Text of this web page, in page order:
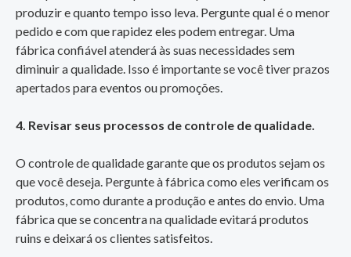
produzir e quanto tempo isso leva. Pergunte qual é o menor
pedido e com que rapidez eles podem entregar. Uma
fábrica confiável atenderá às suas necessidades sem
diminuir a qualidade. Isso é importante se você tiver prazos
apertados para eventos ou promoções.
4. Revisar seus processos de controle de qualidade.
O controle de qualidade garante que os produtos sejam os
que você deseja. Pergunte à fábrica como eles verificam os
produtos, como durante a produção e antes do envio. Uma
fábrica que se concentra na qualidade evitará produtos
ruins e deixará os clientes satisfeitos.